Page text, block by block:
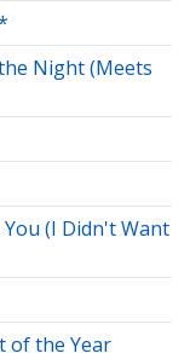
Night (Meets
(I Didn't Want
of the Year